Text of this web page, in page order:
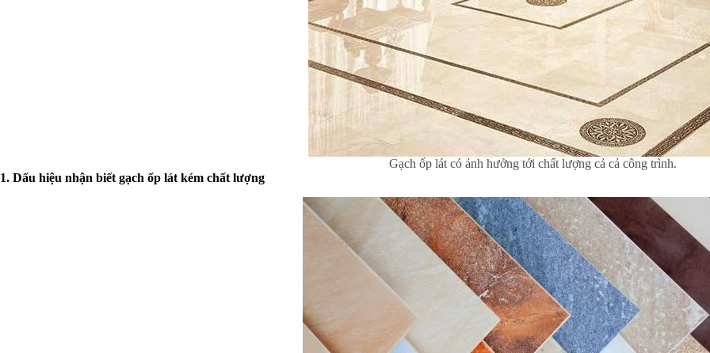
Gạch ốp lát có ảnh hưởng tới chất lượng cả cả công trình.
1. Dấu hiệu nhận biết gạch ốp lát kém chất lượng